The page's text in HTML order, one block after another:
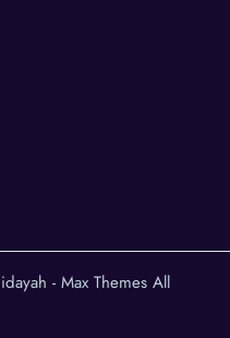
- Max Themes All